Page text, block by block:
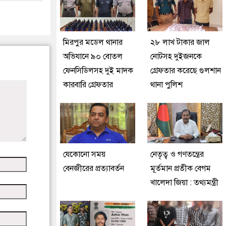
মিরপুর মডেল থানার
অভিযানে ৯০ বোতল
ফেনসিডিলসহ দুই মাদক
কারবারি গ্রেফতার
২৮ লাখ টাকার জাল
নোটসহ দুইজনকে
গ্রেফতার করেছে গুলশান
থানা পুলিশ
যেকোনো সময়
বেনজীরের প্রত্যাবর্তন
নেতৃত্ব ও গণতন্ত্রের
মূর্তমান প্রতীক বেগম
খালেদা জিয়া : তথ্যমন্ত্রী